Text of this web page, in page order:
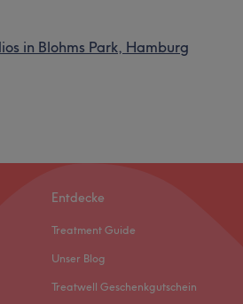
in Blohms Park, Hamburg
Entdecke
Treatment Guide
Unser Blog
Treatwell Geschenkgutschein